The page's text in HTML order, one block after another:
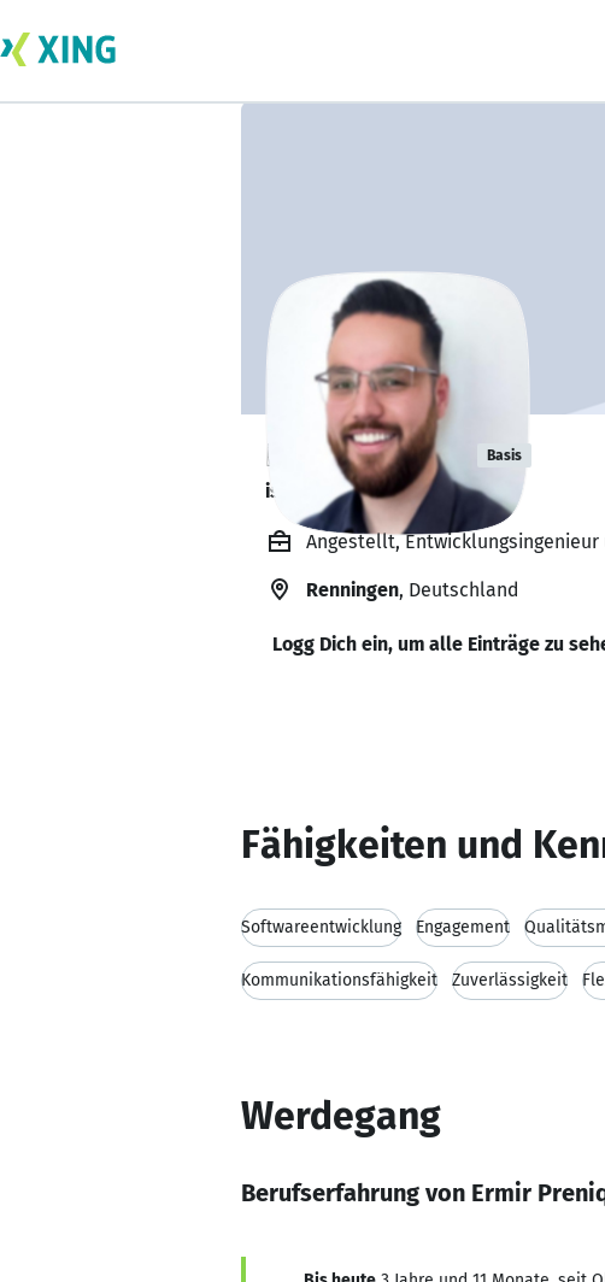
Ermir Preniqi Basis
ist offen für Projekte. 🔎
Angestellt, Entwicklungsingenieur
Renningen, Deutschland
Logg Dich ein, um alle Einträge zu
Fähigkeiten und
Softwareentwicklung Engagement
Kommunikationsfähigkeit Zuverlässigkeit
Werdegang
Berufserfahrung von Ermir